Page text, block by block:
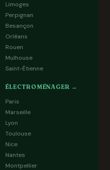
Limoges
Perpignan
Besançon
Orléans
Rouen
Mulhouse
Saint-Étienne
ÉLECTROMÉNAGER →
Paris
Marseille
Lyon
Toulouse
Nice
Nantes
Montpellier